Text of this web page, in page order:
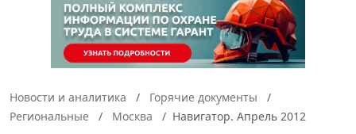
Новости и аналитика
Горячие документы
Региональные
Москва Навигатор. Апрель 2012